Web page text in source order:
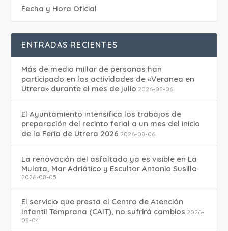
Fecha y Hora Oficial
ENTRADAS RECIENTES
Más de medio millar de personas han
participado en las actividades de «Veranea en
Utrera» durante el mes de julio 2026-08-06
El Ayuntamiento intensifica los trabajos de
preparación del recinto ferial a un mes del inicio
de la Feria de Utrera 2026 2026-08-06
La renovación del asfaltado ya es visible en La
Mulata, Mar Adriático y Escultor Antonio Susillo
2026-08-05
El servicio que presta el Centro de Atención
Infantil Temprana (CAIT), no sufrirá cambios 2026-
08-04